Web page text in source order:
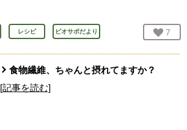
レシピ ビオサポだより お気
7
食物繊維、ちゃんと摂れてますか？
[記事を読む]